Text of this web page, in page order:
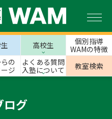
高校生
個別指導
WAMの特徴
の
ジ
よくある質問
入塾について
教室検索
ログ